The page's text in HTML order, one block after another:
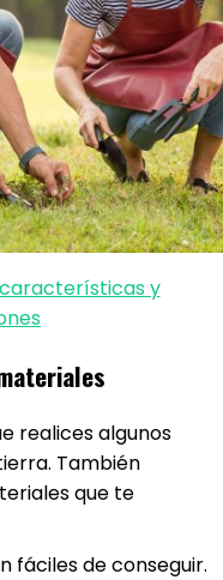
y
realices algunos
También
que te
fáciles de conseguir.